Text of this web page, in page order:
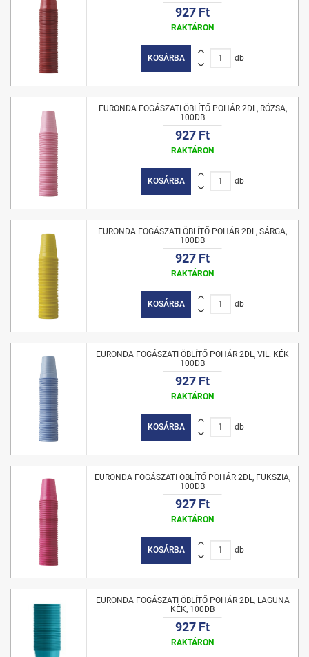
927 Ft
RAKTÁRON
KOSÁRBA db
EURONDA FOGÁSZATI ÖBLÍTŐ POHÁR 2DL, RÓZSA,
100DB
927 Ft
RAKTÁRON
KOSÁRBA db
EURONDA FOGÁSZATI ÖBLÍTŐ POHÁR 2DL, SÁRGA,
100DB
927 Ft
RAKTÁRON
KOSÁRBA db
EURONDA FOGÁSZATI ÖBLÍTŐ POHÁR 2DL, VIL. KÉK
100DB
927 Ft
RAKTÁRON
KOSÁRBA db
EURONDA FOGÁSZATI ÖBLÍTŐ POHÁR 2DL, FUKSZIA,
100DB
927 Ft
RAKTÁRON
KOSÁRBA db
EURONDA FOGÁSZATI ÖBLÍTŐ POHÁR 2DL, LAGUNA
KÉK, 100DB
927 Ft
RAKTÁRON